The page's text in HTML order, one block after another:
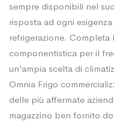
sempre disponibili nel
risposta ad ogni
refrigerazione.
componentistica per il
un’ampia scelta di
Omnia Frigo
delle più affermate
magazzino ben fornito